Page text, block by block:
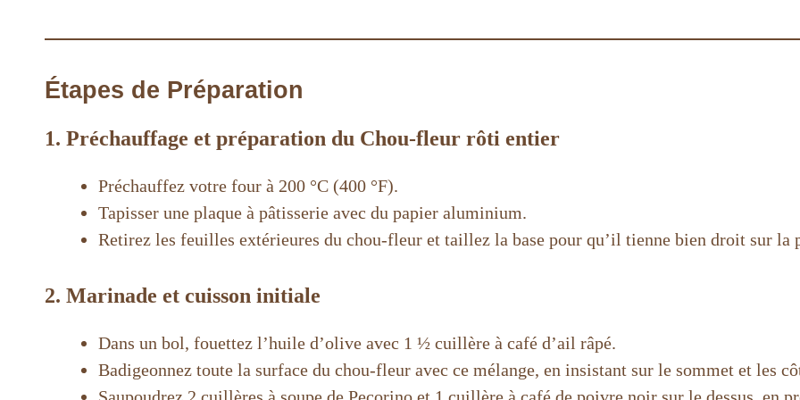
Étapes de Préparation
1. Préchauffage et préparation du Chou-fleur rôti entier
Préchauffez votre four à 200 °C (400 °F).
Tapisser une plaque à pâtisserie avec du papier aluminium.
Retirez les feuilles extérieures du chou-fleur et taillez la base pour qu’il tienne bien droit sur la
2. Marinade et cuisson initiale
Dans un bol, fouettez l’huile d’olive avec 1 ½ cuillère à café d’ail râpé.
Badigeonnez toute la surface du chou-fleur avec ce mélange, en insistant sur le sommet et les